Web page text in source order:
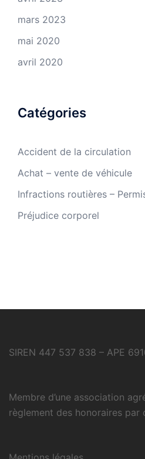
mars 2023
mai 2020
avril 2020
Catégories
Accident de la circulation
Achat – vente de véhicule
Infractions routières –
Préjudice corporel
SIREN 447 537 838 – APE
Membre d’une association
règlement des honoraires par